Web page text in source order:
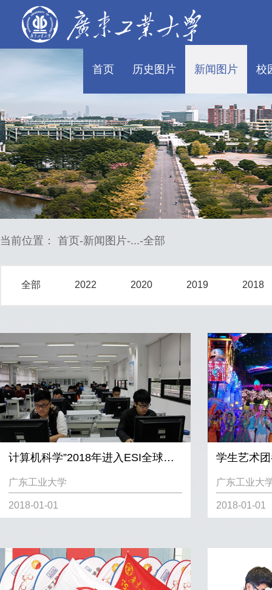
首页 历史图片 新闻图片 校
当前位置： 首页 新闻图片 ... 全部
全部 2022 2020 2019 2018
计算机科学”2018年进入ESI全球学科排名前百分之一
广东工业大学
2018-01-01
广东工业大
2018-01-01